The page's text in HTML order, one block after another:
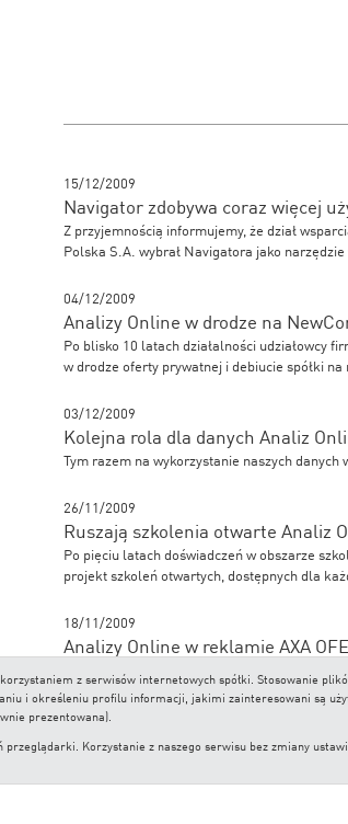
15/12/2009
Navigator zdobywa coraz więcej
Z przyjemnością informujemy, że dział
Polska S.A. wybrał Navigatora jako
04/12/2009
Analizy Online w drodze na
Po blisko 10 latach działalności udziałowcy
w drodze oferty prywatnej i debiucie spółki
03/12/2009
Kolejna rola dla danych Analiz
Tym razem na wykorzystanie naszych
26/11/2009
Ruszają szkolenia otwarte Analiz
Po pięciu latach doświadczeń w obszarze
projekt szkoleń otwartych, dostępnych dla
18/11/2009
Analizy Online w reklamie AXA OFE
AXA PTE zdecydowało się wykorzystać
promocyjnej
z serwisów internetowych spółki. Stosowanie
i określeniu profilu informacji, jakimi zainteresowani są
prezentowana).
Korzystanie z naszego serwisu bez zmiany